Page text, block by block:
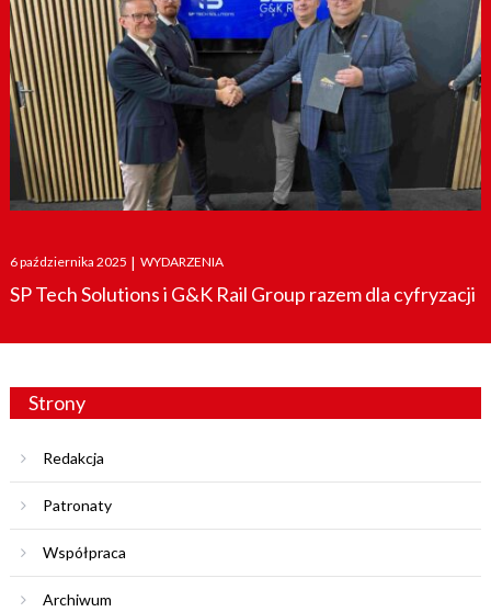
Posted
on
6 października 2025 | WYDARZENIA
SP Tech Solutions i G&K Rail Group razem dla cyfryzacji
Strony
Redakcja
Patronaty
Współpraca
Archiwum